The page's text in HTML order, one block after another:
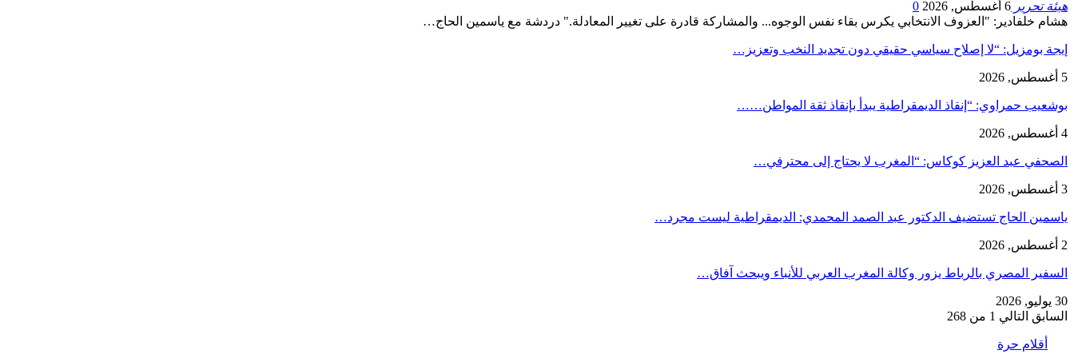
هيئة تحرير 6 أغسطس, 2026
0
هشام خلفادير: "العزوف الانتخابي يكرس بقاء نفس الوجوه... والمشاركة قادرة على تغيير المعادلة." دردشة مع ياسمين الحاج…
إيجة بومزيل: “لا إصلاح سياسي حقيقي دون تجديد النخب وتعزيز…
5 أغسطس, 2026
بوشعيب حمراوي: “إنقاذ الديمقراطية يبدأ بإنقاذ ثقة المواطن……
4 أغسطس, 2026
الصحفي عبد العزيز كوكاس: “المغرب لا يحتاج إلى محترفي…
3 أغسطس, 2026
ياسمين الحاج تستضيف الدكتور عبد الصمد المحمدي: الديمقراطية ليست مجرد…
2 أغسطس, 2026
السفير المصري بالرباط يزور وكالة المغرب العربي للأنباء ويبحث آفاق…
30 يوليو, 2026
السابق التالي 1 من 268
أقلام حرة